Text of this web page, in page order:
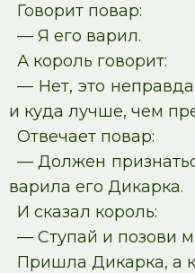
Говорит повар:
— Я его варил.
А король говорит:
— Нет, это
и куда лучше, чем
Отвечает повар:
— Должен
варила его Дикарка.
И сказал король:
— Ступай и позови
Пришла Дикарка, а